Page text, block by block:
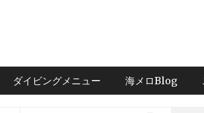
ダイビングメニュー 海メロBlog